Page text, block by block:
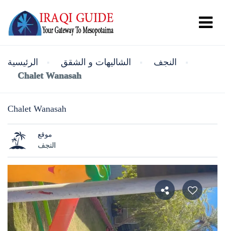
الرئيسية الشاليهات و الشقق
النجف
Chalet Wanasah
Chalet Wanasah
موقع
النجف